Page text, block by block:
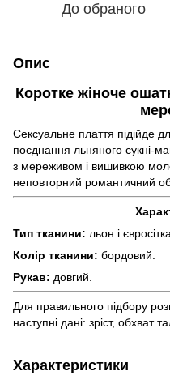
До обраного
Опис
Коротке жіноче
Сексуальне плаття підійде
поєднання льняного сукні-
з мереживом і вишивкою
неповторний романтичний
Тип тканини: льон і
Колір тканини: бордовий.
Рукав: довгий.
Для правильного підбору
наступні дані: зріст, обхват
Характеристики